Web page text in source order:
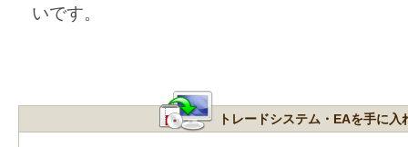
いです。
トレードシステム・EAを手に入